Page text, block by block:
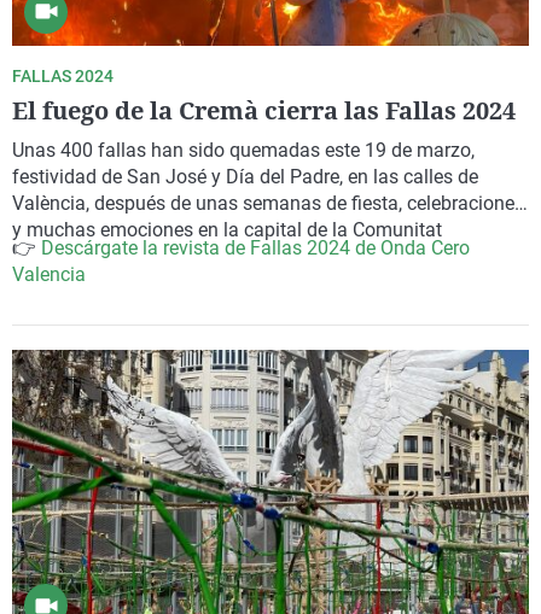
FALLAS 2024
El fuego de la Cremà cierra las Fallas 2024
Unas 400 fallas han sido quemadas este 19 de marzo,
festividad de San José y Día del Padre, en las calles de
València, después de unas semanas de fiesta, celebraciones
y muchas emociones en la capital de la Comunitat
👉 Descárgate la revista de Fallas 2024 de Onda Cero
Valencia